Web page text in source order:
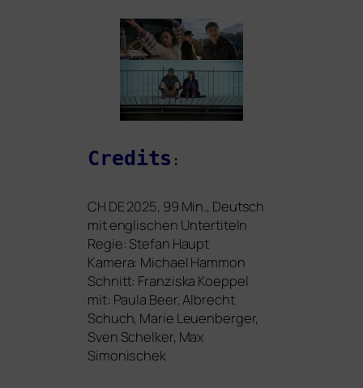
Credits :
CH DE2025, 99 Min., Deutsch
mit eng­li­schen Untertiteln
Regie: Stefan Haupt
Kamera: Michael Hammon
Schnitt: Franziska Koeppel
mit: Paula Beer, Albrecht
Schuch, Marie Leuenberger,
Sven Schelker, Max
Simonischek